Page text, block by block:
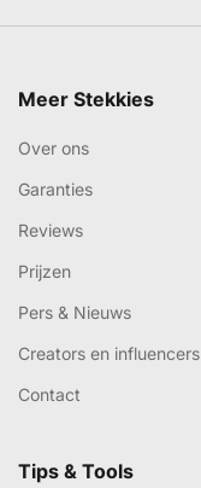
Meer Stekkies
Over ons
Garanties
Reviews
Prijzen
Pers & Nieuws
Creators en influencers
Contact
Tips & Tools